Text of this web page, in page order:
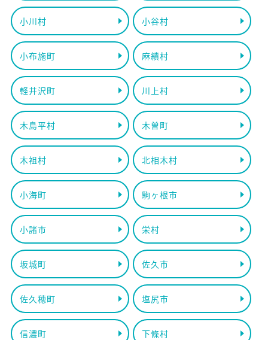
小川村 小谷村
小布施町 麻績村
軽井沢町 川上村
木島平村 木曽町
木祖村 北相木村
小海町 駒ヶ根市
小諸市 栄村
坂城町 佐久市
佐久穂町 塩尻市
信濃町 下條村